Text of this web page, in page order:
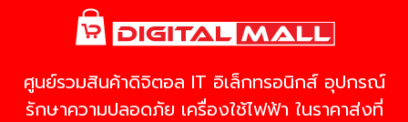
ศูนย์รวมสินค้าดิจิตอล IT อิเล็กทรอนิกส์ อุปกรณ์
รักษาความปลอดภัย เครื่องใช้ไฟฟ้า ในราคาส่งที่